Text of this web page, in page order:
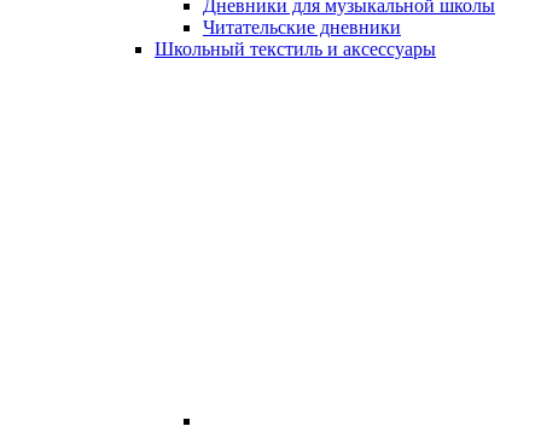
Дневники для музыкальной школы
Читательские дневники
Школьный текстиль и аксессуары